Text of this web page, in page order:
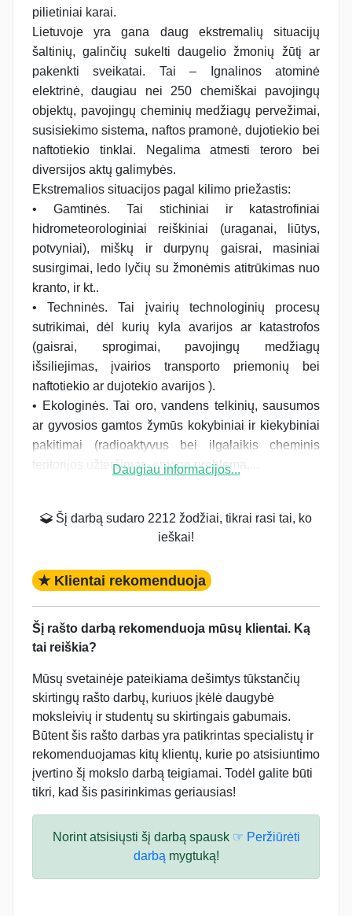
pilietiniai karai.
Lietuvoje yra gana daug ekstremalių situacijų
šaltinių, galinčių sukelti daugelio žmonių žūtį ar
pakenkti sveikatai. Tai – Ignalinos atominė
elektrinė, daugiau nei 250 chemiškai pavojingų
objektų, pavojingų cheminių medžiagų pervežimai,
susisiekimo sistema, naftos pramonė, dujotiekio bei
naftotiekio tinklai. Negalima atmesti teroro bei
diversijos aktų galimybės.
Ekstremalios situacijos pagal kilimo priežastis:
• Gamtinės. Tai stichiniai ir katastrofiniai
hidrometeorologiniai reiškiniai (uraganai, liūtys,
potvyniai), miškų ir durpynų gaisrai, masiniai
susirgimai, ledo lyčių su žmonėmis atitrūkimas nuo
kranto, ir kt..
• Techninės. Tai įvairių technologinių procesų
sutrikimai, dėl kurių kyla avarijos ar katastrofos
(gaisrai, sprogimai, pavojingų medžiagų
išsiliejimas, įvairios transporto priemonių bei
naftotiekio ar dujotekio avarijos ).
• Ekologinės. Tai oro, vandens telkinių, sausumos
ar gyvosios gamtos žymūs kokybiniai ir kiekybiniai
pakitimai (radioaktyvus bei ilgalaikis cheminis
teritorijos užteršimas, smogo problema,...
Daugiau informacijos...
Šį darbą sudaro 2212 žodžiai, tikrai rasi tai, ko
ieškai!
★ Klientai rekomenduoja
Šį rašto darbą rekomenduoja mūsų klientai. Ką
tai reiškia?
Mūsų svetainėje pateikiama dešimtys tūkstančių
skirtingų rašto darbų, kuriuos įkėlė daugybė
moksleivių ir studentų su skirtingais gabumais.
Būtent šis rašto darbas yra patikrintas specialistų ir
rekomenduojamas kitų klientų, kurie po atsisiuntimo
įvertino šį mokslo darbą teigiamai. Todėl galite būti
tikri, kad šis pasirinkimas geriausias!
Norint atsisiųsti šį darbą spausk ☞ Peržiūrėti
darbą mygtuką!